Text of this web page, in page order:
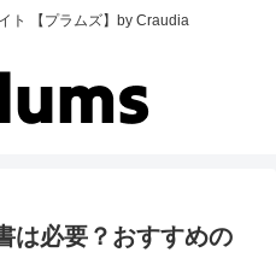
ト 【プラムズ】by Craudia
は必要？おすすめの